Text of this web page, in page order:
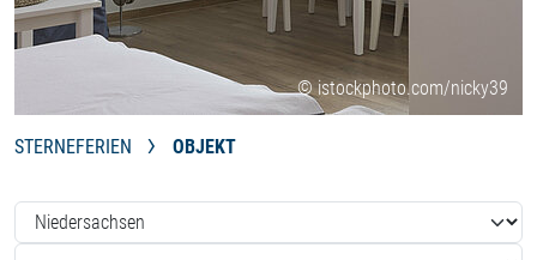
© istockphoto.com/nicky39
STERNEFERIEN OBJEKT